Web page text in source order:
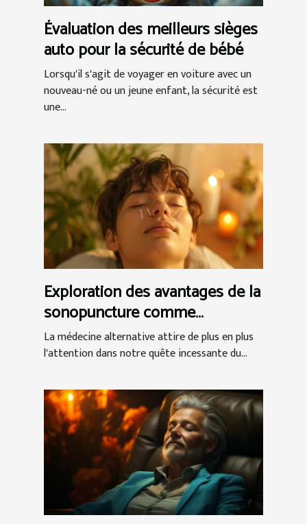
Évaluation des meilleurs sièges
auto pour la sécurité de bébé
Lorsqu'il s'agit de voyager en voiture avec un
nouveau-né ou un jeune enfant, la sécurité est
une...
Exploration des avantages de la
sonopuncture comme
alternative à l'acupuncture
La médecine alternative attire de plus en plus
l'attention dans notre quête incessante du...